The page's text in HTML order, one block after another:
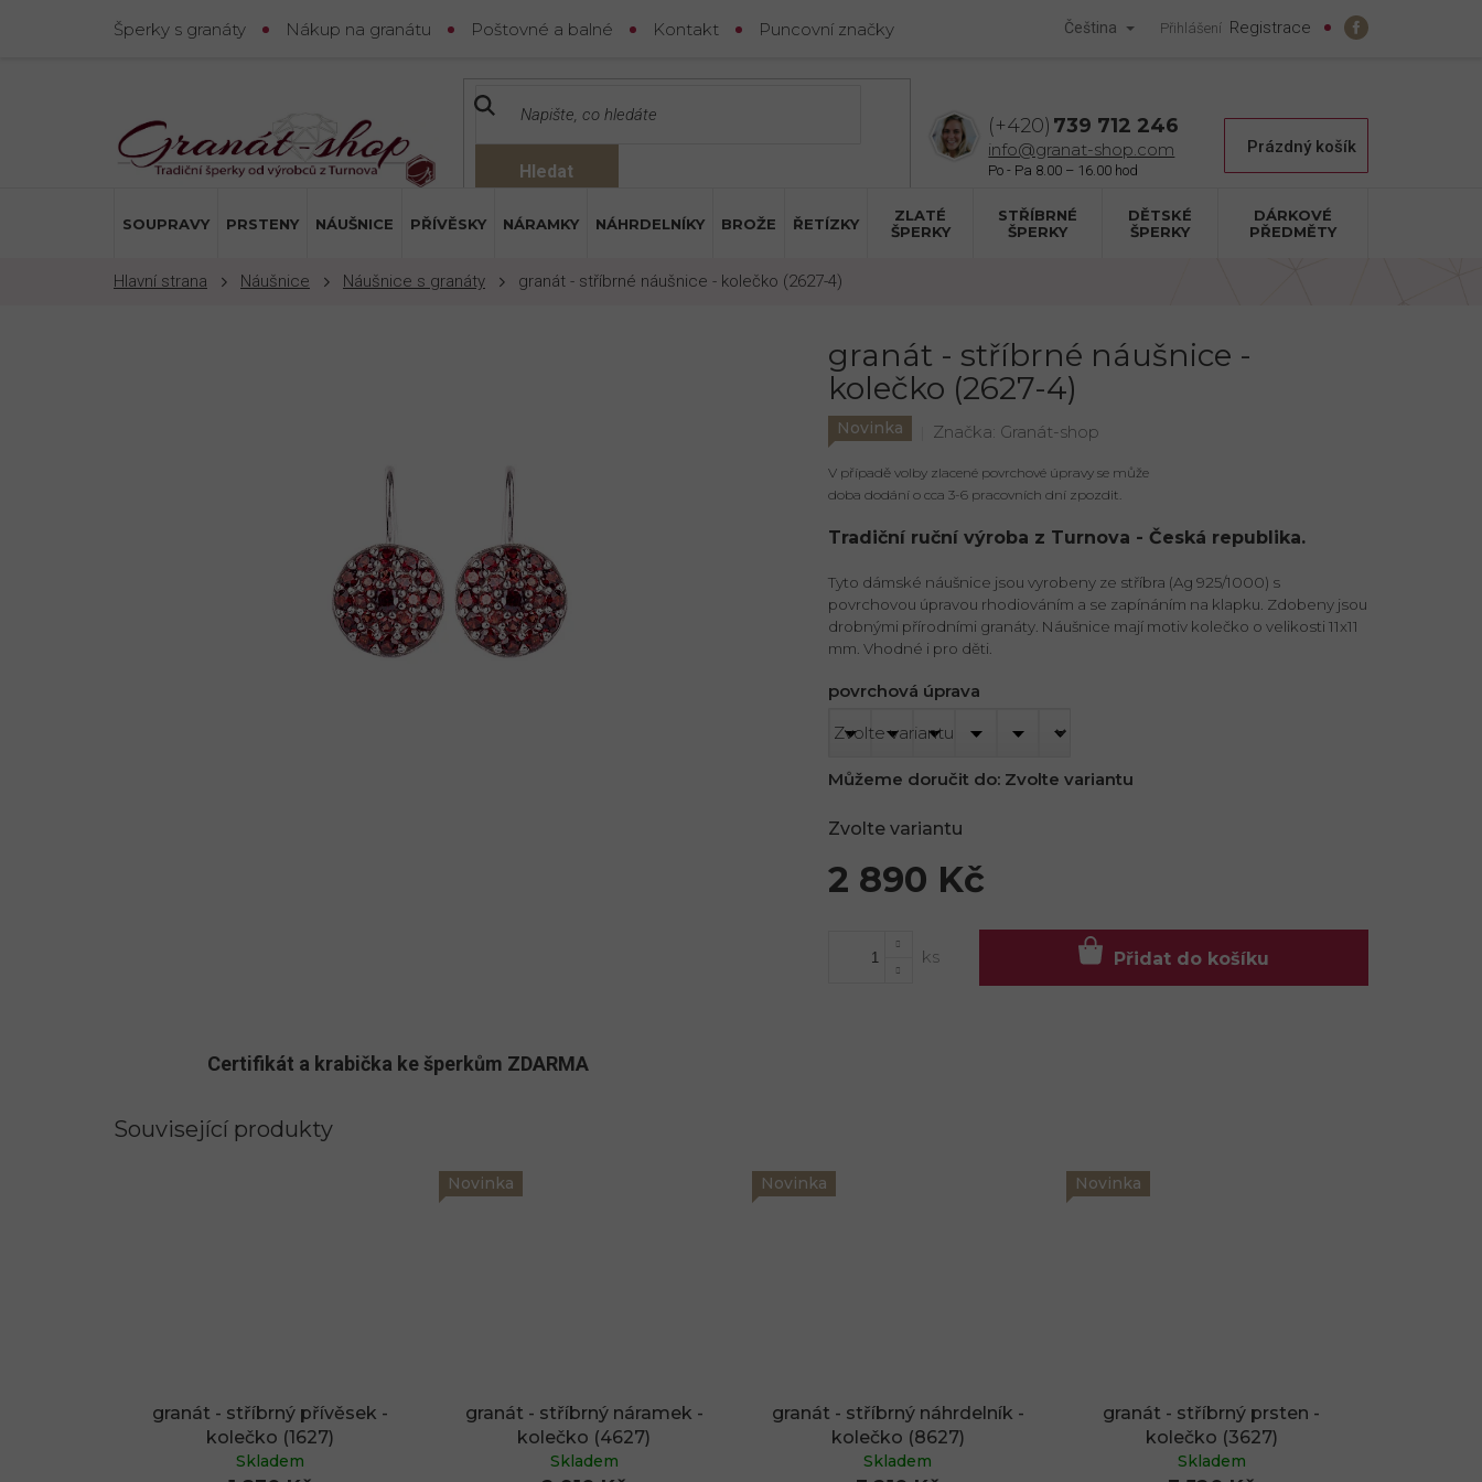
Šperky s granáty Nákup na granátu Poštovné a balné Kontakt Puncovní značky Čeština Přihlášení Registrace
Hledat
739 712 246
info@granat-shop.com Nákupní
Prázdný košík
SOUPRAVY PRSTENY NÁUŠNICE PŘÍVĚSKY NÁRAMKY NÁHRDELNÍKY BROŽE ŘETÍZKY
ZLATÉ
ŠPERKY
STŘÍBRNÉ
ŠPERKY
DĚTSKÉ
ŠPERKY
DÁRKOVÉ
PŘEDMĚTY
Náušnice Náušnice s granáty granát - stříbrné náušnice - kolečko (2627-4)
granát - stříbrné náušnice -
kolečko (2627-4)
Novinka Značka: Granát-shop
2 890 Kč
Zvolte variantu
povrchová úprava
Můžeme doručit do: Zvolte variantu
Přidat do košíku
V případě volby zlacené povrchové úpravy se může
doba dodání o cca 3-6 pracovních dní zpozdit.
Tradiční ruční výroba z Turnova - Česká republika.
Tyto dámské náušnice jsou vyrobeny ze stříbra (Ag 925/1000) s
povrchovou úpravou rhodiováním a se zapínáním na klapku. Zdobeny jsou
drobnými přírodními granáty. Náušnice mají motiv kolečko o velikosti 11x11
mm. Vhodné i pro děti.
Certifikát a krabička ke šperkům ZDARMA
Související produkty
granát - stříbrný přívěsek -
kolečko (1627)
Skladem
Novinka
granát - stříbrný náramek -
kolečko (4627)
Skladem
Novinka
granát - stříbrný náhrdelník -
kolečko (8627)
Skladem
Novinka
granát - stříbrný prsten -
kolečko (3627)
Skladem